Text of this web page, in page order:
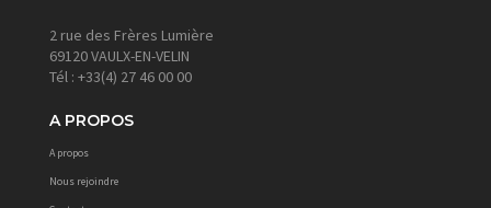
2 rue des Frères Lumière
69120 VAULX-EN-VELIN
Tél : +33(4) 27 46 00 00
A PROPOS
A propos
Nous rejoindre